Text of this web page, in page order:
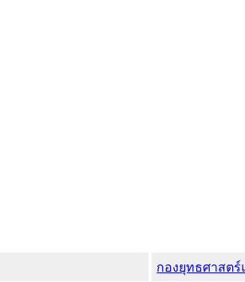
กองยุทธศาสต